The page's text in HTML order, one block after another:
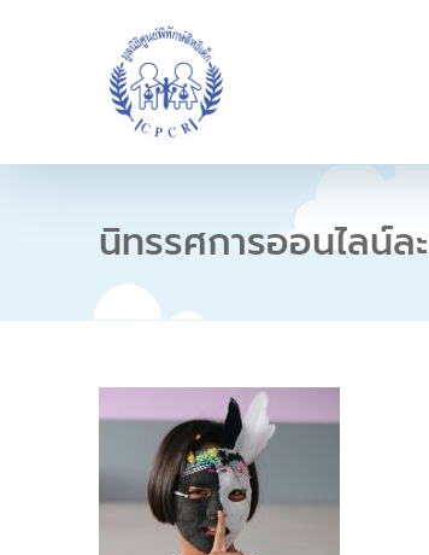
c
t
นิทรรศการออนไลน์